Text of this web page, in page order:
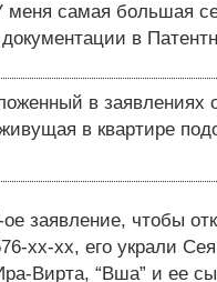
меня самая большая
документации в
в заявлениях
в квартире
заявление, чтобы
хх-хх, его украли
Вирта, “Вша” и ее